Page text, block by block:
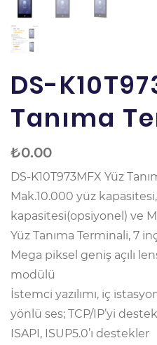
DS-
Tanıma
₺0.00
DS-K10T973MFX Yüz
Mak.10.000 yüz
kapasitesi(opsiyonel) ve
Yüz Tanıma Terminali, 7
Mega piksel geniş açılı
modülü
İstemci yazılımı, iç
yönlü ses; TCP/IP’yi
ISAPI, ISUP5.0’ı destekler